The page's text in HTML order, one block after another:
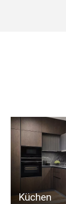
Küchen